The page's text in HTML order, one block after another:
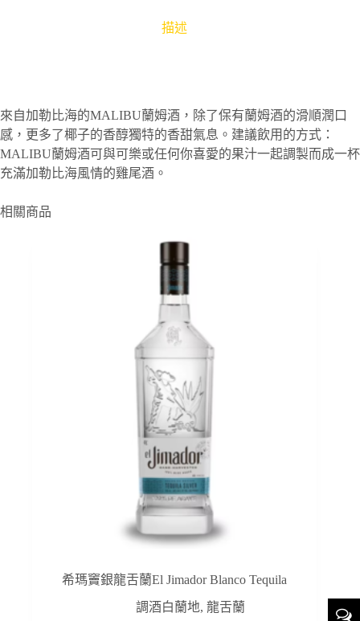
描述
來自加勒比海的MALIBU蘭姆酒，除了保有蘭姆酒的滑順潤口
感，更多了椰子的香醇獨特的香甜氣息。建議飲用的方式：
MALIBU蘭姆酒可與可樂或任何你喜愛的果汁一起調製而成一杯
充滿加勒比海風情的雞尾酒。
相關商品
希瑪竇銀龍舌蘭El Jimador Blanco Tequila
調酒白蘭地,龍舌蘭